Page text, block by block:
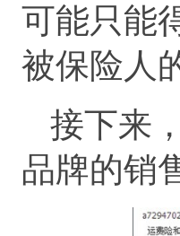
可能只能
被保险人
接下来
品牌的销